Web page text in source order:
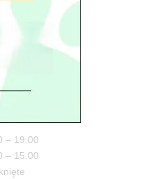
Mazowiecki
– 19.00